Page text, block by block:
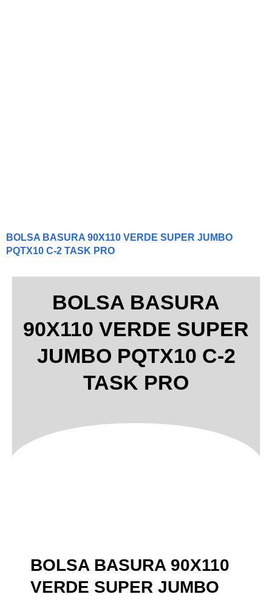
BOLSA BASURA 90X110 VERDE SUPER JUMBO
PQTX10 C-2 TASK PRO
BOLSA BASURA
90X110 VERDE SUPER
JUMBO PQTX10 C-2
TASK PRO
BOLSA BASURA 90X110
VERDE SUPER JUMBO